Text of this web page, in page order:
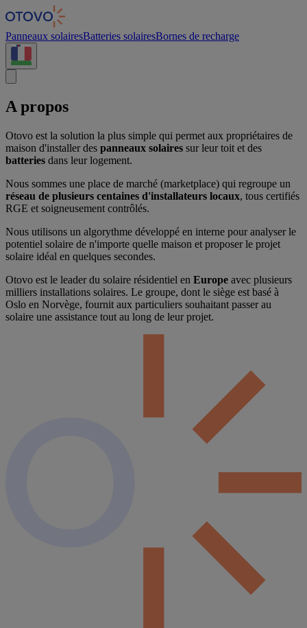
Panneaux solairesBatteries solairesBornes de recharge
A propos
Otovo est la solution la plus simple qui permet aux propriétaires de
maison d'installer des panneaux solaires sur leur toit et des
batteries dans leur logement.
Nous sommes une place de marché (marketplace) qui regroupe un
réseau de plusieurs centaines d'installateurs locaux, tous certifiés
RGE et soigneusement contrôlés.
Nous utilisons un algorythme développé en interne pour analyser le
potentiel solaire de n'importe quelle maison et proposer le projet
solaire idéal en quelques secondes.
Otovo est le leader du solaire résidentiel en Europe avec plusieurs
milliers installations solaires. Le groupe, dont le siège est basé à
Oslo en Norvège, fournit aux particuliers souhaitant passer au
solaire une assistance tout au long de leur projet.
Panneau de gestion des cookies